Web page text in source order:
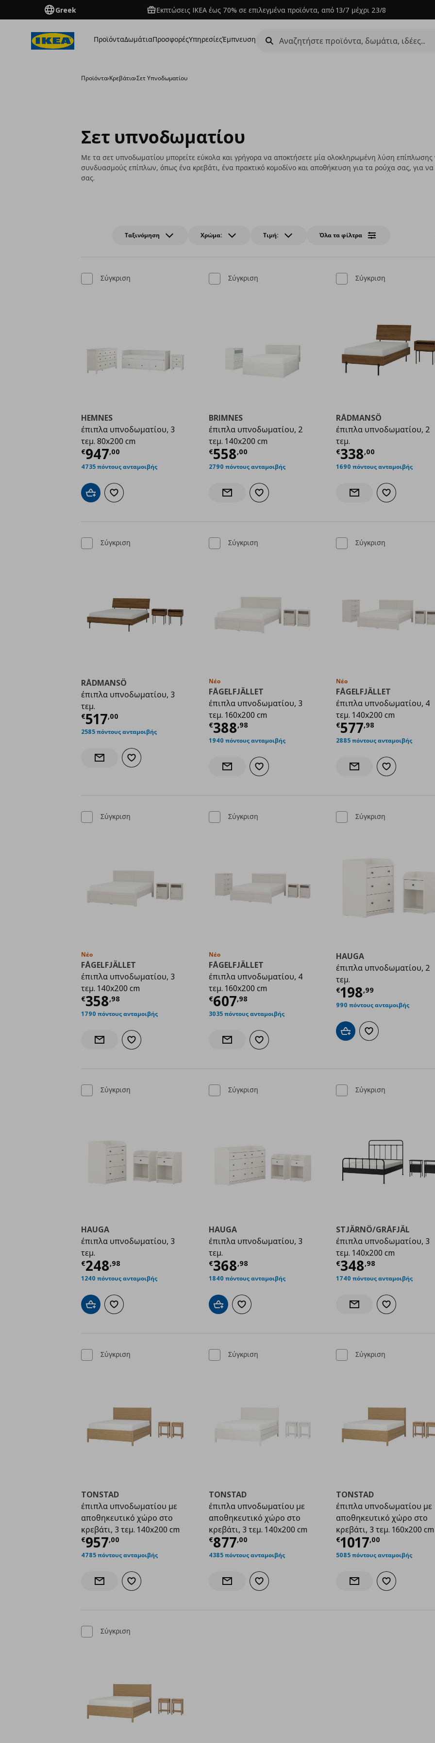
Greek Εκπτώσεις IKEA έως 70% σε επιλεγμένα προϊόντα, από 13/7 μέχρι 23/8
ΠροϊόνταΔωμάτιαΠροσφορέςΥπηρεσίεςΈμπνευση
Προϊόντα›Κρεβάτια›Σετ Υπνοδωματίου
Σετ υπνοδωματίου
Με τα σετ υπνοδωματίου μπορείτε εύκολα και γρήγορα να αποκτήσετε μία ολοκληρωμένη λύση
συνδυασμούς επίπλων, όπως ένα κρεβάτι, ένα πρακτικό κομοδίνο και αποθήκευση για τα ρούχα σας, για να
σας.
Ταξινόμηση Χρώμα: Τιμή: Όλα τα φίλτρα
Σύγκριση
HEMNES
έπιπλα υπνοδωματίου, 3
τεμ. 80x200 cm
€947,00
Τρέχουσα τιμή € 947,00
4735 πόντους ανταμοιβής
Προσθήκη στο καλάθι
Προσθήκη στα αγαπημένα
Σύγκριση
BRIMNES
έπιπλα υπνοδωματίου, 2
τεμ. 140x200 cm
€558,00
Τρέχουσα τιμή € 558,00
2790 πόντους ανταμοιβής
Ενημέρωση διαθεσιμότητας
Προσθήκη στα αγαπημένα
Σύγκριση
RÅDMANSÖ
έπιπλα υπνοδωματίου, 2
τεμ.
€338,00
Τρέχουσα τιμή
1690 πόντους ανταμοιβής
Ενημέρωση διαθεσιμότητας
Προσθήκη στα
Σύγκριση
RÅDMANSÖ
έπιπλα υπνοδωματίου, 3
τεμ.
€517,00
Τρέχουσα τιμή € 517,00
2585 πόντους ανταμοιβής
Ενημέρωση διαθεσιμότητας
Προσθήκη στα αγαπημένα
Σύγκριση
Νέο
FÅGELFJÄLLET
έπιπλα υπνοδωματίου, 3
τεμ. 160x200 cm
€388,98
Τρέχουσα τιμή € 388,98
1940 πόντους ανταμοιβής
Ενημέρωση διαθεσιμότητας
Προσθήκη στα αγαπημένα
Σύγκριση
Νέο
FÅGELFJÄLLET
έπιπλα υπνοδωματίου, 4
τεμ. 140x200 cm
€577,98
Τρέχουσα τιμή
2885 πόντους ανταμοιβής
Ενημέρωση διαθεσιμότητας
Προσθήκη στα
Σύγκριση
Νέο
FÅGELFJÄLLET
έπιπλα υπνοδωματίου, 3
τεμ. 140x200 cm
€358,98
Τρέχουσα τιμή € 358,98
1790 πόντους ανταμοιβής
Ενημέρωση διαθεσιμότητας
Προσθήκη στα αγαπημένα
Σύγκριση
Νέο
FÅGELFJÄLLET
έπιπλα υπνοδωματίου, 4
τεμ. 160x200 cm
€607,98
Τρέχουσα τιμή € 607,98
3035 πόντους ανταμοιβής
Ενημέρωση διαθεσιμότητας
Προσθήκη στα αγαπημένα
Σύγκριση
HAUGA
έπιπλα υπνοδωματίου, 2
τεμ.
€198,99
Τρέχουσα τιμή
990 πόντους ανταμοιβής
Προσθήκη στο καλάθι
Προσθήκη στα
Σύγκριση
HAUGA
έπιπλα υπνοδωματίου, 3
τεμ.
€248,98
Τρέχουσα τιμή € 248,98
1240 πόντους ανταμοιβής
Προσθήκη στο καλάθι
Προσθήκη στα αγαπημένα
Σύγκριση
HAUGA
έπιπλα υπνοδωματίου, 3
τεμ.
€368,98
Τρέχουσα τιμή € 368,98
1840 πόντους ανταμοιβής
Προσθήκη στο καλάθι
Προσθήκη στα αγαπημένα
Σύγκριση
STJÄRNÖ/GRÅFJÄL
έπιπλα υπνοδωματίου, 3
τεμ. 140x200 cm
€348,98
Τρέχουσα τιμή
1740 πόντους ανταμοιβής
Ενημέρωση διαθεσιμότητας
Προσθήκη στα
Σύγκριση
TONSTAD
έπιπλα υπνοδωματίου με
αποθηκευτικό χώρο στο
κρεβάτι, 3 τεμ. 140x200 cm
€957,00
Τρέχουσα τιμή € 957,00
4785 πόντους ανταμοιβής
Ενημέρωση διαθεσιμότητας
Προσθήκη στα αγαπημένα
Σύγκριση
TONSTAD
έπιπλα υπνοδωματίου με
αποθηκευτικό χώρο στο
κρεβάτι, 3 τεμ. 140x200 cm
€877,00
Τρέχουσα τιμή € 877,00
4385 πόντους ανταμοιβής
Ενημέρωση διαθεσιμότητας
Προσθήκη στα αγαπημένα
Σύγκριση
TONSTAD
έπιπλα υπνοδωματίου με
αποθηκευτικό χώρο στο
κρεβάτι, 3 τεμ. 160x200 cm
€1017,00
Τρέχουσα τιμή
5085 πόντους ανταμοιβής
Ενημέρωση διαθεσιμότητας
Προσθήκη στα
Σύγκριση